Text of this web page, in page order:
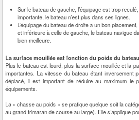
Sur le bateau de gauche, l’équipage est trop
importante, le bateau n’est plus dans ses lignes.
L’équipage du bateau de droite a un bon
et inférieure à celle de gauche, le bateau navigue
bien meilleure.
La surface mouillée est fonction du poids du
Plus le bateau est lourd, plus la surface mouillée et la
importantes. La vitesse du bateau étant inversement
déplacé, il est important de réduire au maximum le
équipements.
La « chasse au poids » se pratique quelque soit la
au grand trimaran de course au large). Elle s’applique